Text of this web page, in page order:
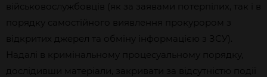
військовослужбовців (як за заявами потерпілих, так і в
порядку самостійного виявлення прокурором з
відкритих джерел та обміну інформацією з ЗСУ).
Надалі в кримінальному процесуальному порядку,
дослідивши матеріали, закривати за відсутністю події